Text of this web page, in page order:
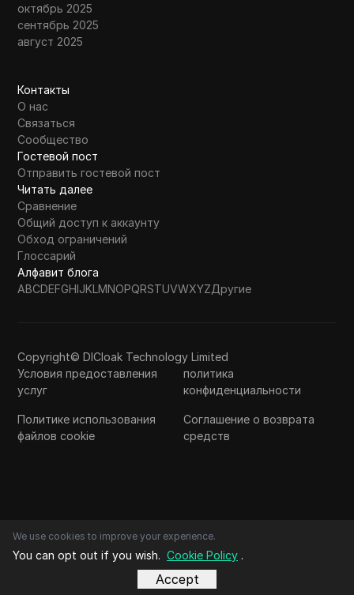
октябрь 2025
сентябрь 2025
август 2025
Контакты
О нас
Связаться
Сообщество
Гостевой пост
Отправить гостевой пост
Читать далее
Сравнение
Общий доступ к аккаунту
Обход ограничений
Глоссарий
Алфавит блога
ABCDEFGHIJKLMNOPQRSTUVWXYZДругие
Copyright© DICloak Technology Limited
Условия предоставления
услуг
политика
конфиденциальности
Политике использования
файлов cookie
Соглашение о возврата
средств
We use cookies to improve your experience.
You can opt out if you wish. Cookie Policy .
Accept